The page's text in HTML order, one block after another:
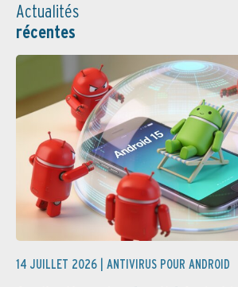
Actualités
récentes
14 JUILLET 2026 | ANTIVIRUS POUR ANDROID